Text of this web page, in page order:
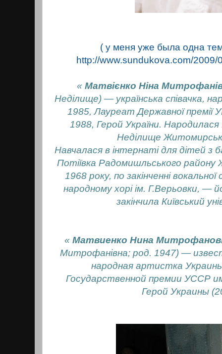
( у меня уже была одна
http://www.sundukova.com/
«Матвієнко Ніна
Неділище) — українська співачка,
1985, Лауреат Державної премії
1988, Герой України. Народилася
Неділище
Навчалася в інтернаті для дітей з
Потіївка Радомишльського району
1968 року, по закінченні вокальної
народному хорі ім. Г.Верьовки, —
закінчила Київський
«Матвиенко Нина
Митрофанівна; род. 1947) —
народная артистка
Государственной премии УССР
Герой Украины